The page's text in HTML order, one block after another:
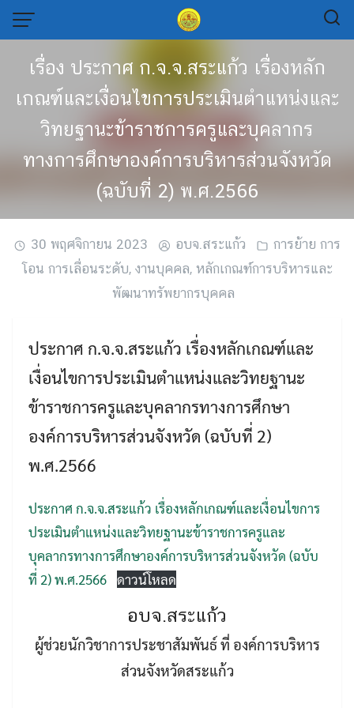
Skip
content
Search
Search
เรื่อง ประกาศ ก.จ.จ.สระแก้ว เรื่องหลัก
เกณฑ์และเงื่อนไขการประเมินตำแหน่งและ
วิทยฐานะข้าราชการครูและบุคลากร
ทางการศึกษาองค์การบริหารส่วนจังหวัด
(ฉบับที่ 2) พ.ศ.2566
30 พฤศจิกายน 2023 อบจ.สระแก้ว
การย้าย การ
โอน การเลื่อนระดับ, งานบุคคล, หลักเกณฑ์การบริหารและ
พัฒนาทรัพยากรบุคคล
ประกาศ ก.จ.จ.สระแก้ว เรื่องหลักเกณฑ์และ
เงื่อนไขการประเมินตำแหน่งและวิทยฐานะ
ข้าราชการครูและบุคลากรทางการศึกษา
องค์การบริหารส่วนจังหวัด (ฉบับที่ 2)
พ.ศ.2566
ประกาศ ก.จ.จ.สระแก้ว เรื่องหลักเกณฑ์และเงื่อนไขการ
ประเมินตำแหน่งและวิทยฐานะข้าราชการครูและ
บุคลากรทางการศึกษาองค์การบริหารส่วนจังหวัด (ฉบับ
ที่ 2) พ.ศ.2566 ดาวน์โหลด
อบจ.สระแก้ว
ผู้ช่วยนักวิชาการประชาสัมพันธ์ ที่ องค์การบริหาร
ส่วนจังหวัดสระแก้ว